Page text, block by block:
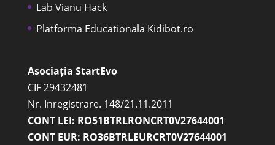
Lab Vianu Hack
Platforma Educationala Kidibot.ro
Asociația StartEvo
CIF 29432481
Nr. Inregistrare. 148/21.11.2011
CONT LEI: RO51BTRLRONCRT0V27644001
CONT EUR: RO36BTRLEURCRT0V27644001